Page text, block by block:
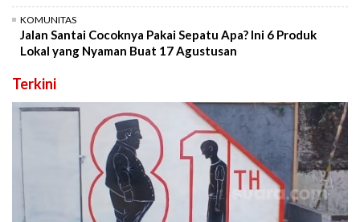
KOMUNITAS
Jalan Santai Cocoknya Pakai Sepatu Apa? Ini 6 Produk
Lokal yang Nyaman Buat 17 Agustusan
Terkini